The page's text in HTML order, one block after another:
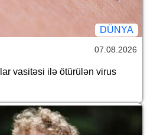
DÜNYA
07.08.2026
vasitəsi ilə ötürülən virus